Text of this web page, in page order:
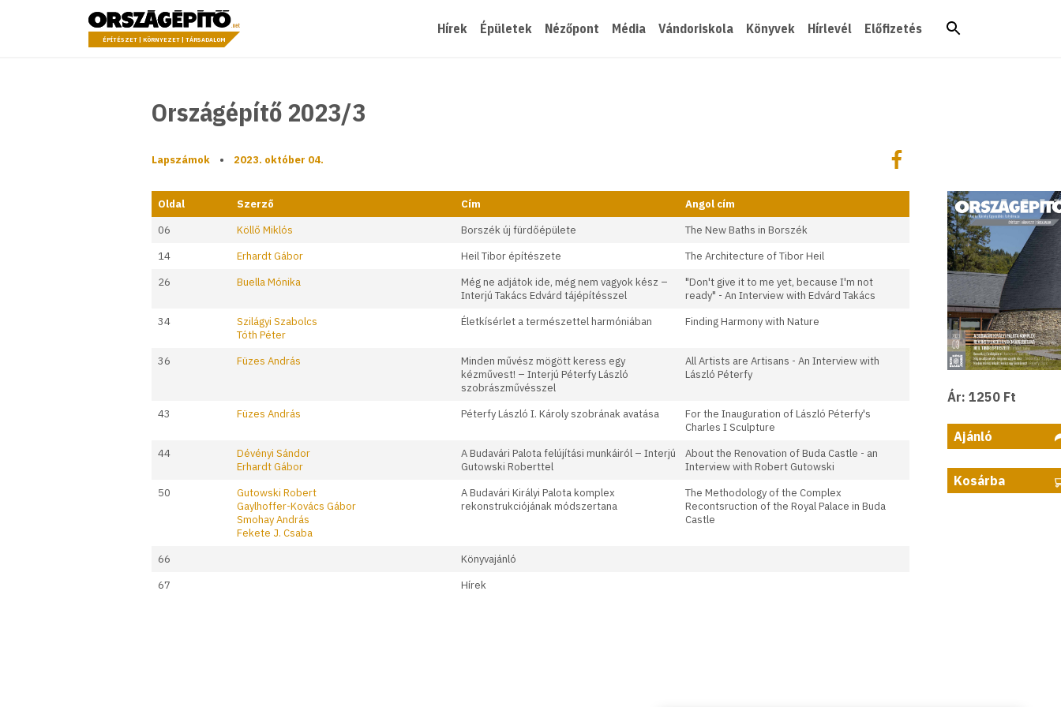
Országépítő
ÉPÍTÉSZET | KÖRNYEZET | TÁRSADALOM
Hírek Épületek Nézőpont Média Vándoriskola Könyvek Hírlevél Előfizetés
Országépítő 2023/3
Lapszámok • 2023. október 04.
Megosztás
Megosztás Facebookon
Oldal Szerző Cím
Angol cím
06
Köllő Miklós Borszék új fürdőépülete
The New Baths in Borszék
14
Erhardt Gábor Heil Tibor építészete
The Architecture of Tibor Heil
26
Buella Mónika
Még ne adjátok ide, még nem vagyok kész –
Interjú Takács Edvárd tájépítésszel
"Don't give it to me yet, because I'm not
ready" - An Interview with Edvárd Takács
34
Szilágyi Szabolcs
Tóth Péter
Életkísérlet a természettel harmóniában Finding Harmony with Nature
36 Füzes András
Minden művész mögött keress egy
kézművest! – Interjú Péterfy László
szobrászművésszel
All Artists are Artisans - An Interview with
László Péterfy
43 Füzes András Péterfy László I. Károly szobrának avatása
For the Inauguration of László Péterfy's
Charles I Sculpture
44
Dévényi Sándor
Erhardt Gábor
A Budavári Palota felújítási munkáiról – Interjú
Gutowski Roberttel
About the Renovation of Buda Castle - an
Interview with Robert Gutowski
50
Gutowski Robert
Gaylhoffer-Kovács Gábor
Smohay András
Fekete J. Csaba
A Budavári Királyi Palota komplex
rekonstrukciójának módszertana
The Methodology of the Complex
Recontsruction of the Royal Palace in Buda
Castle
66
Könyvajánló
67
Hírek
Ár: 1250 Ft
Ajánló
Kosárba